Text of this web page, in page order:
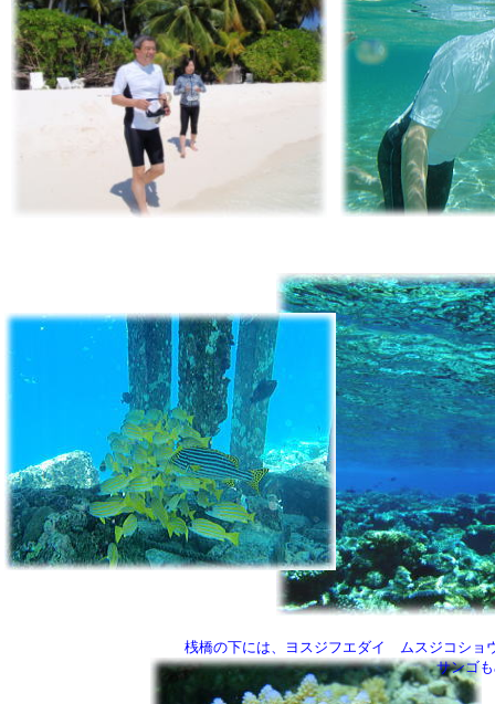
桟橋の下には、ヨスジフエダイ ムスジコショ
サンゴ